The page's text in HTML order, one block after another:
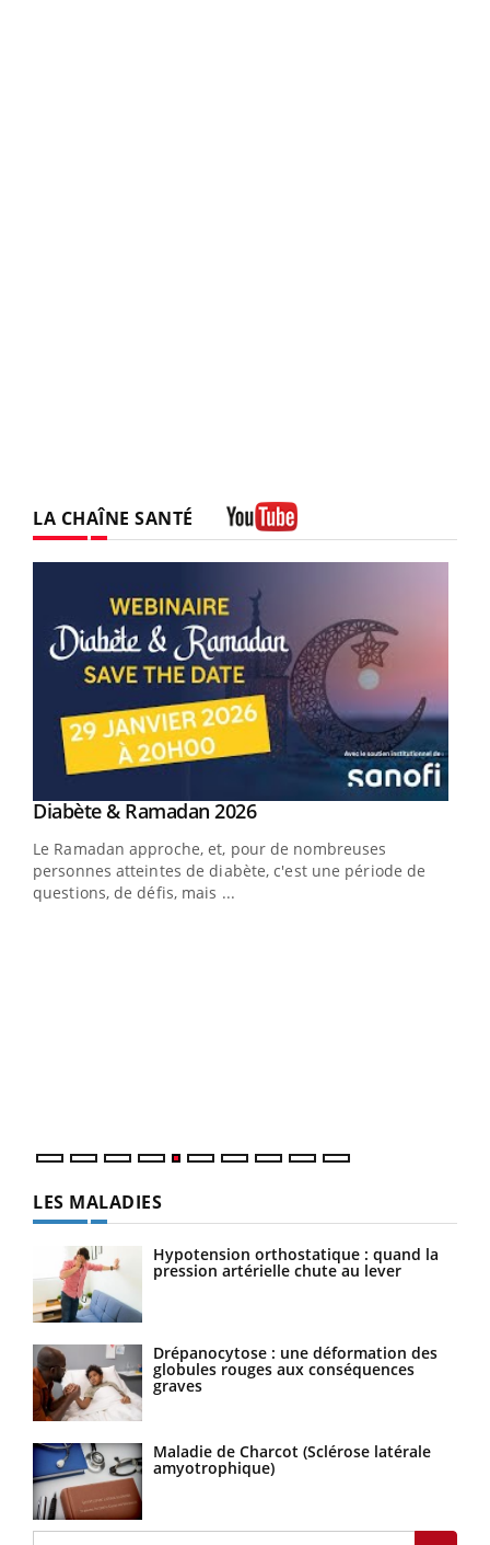
LA CHAÎNE SANTÉ
Youtube
Diabète & Ramadan 2026Youtube
Le Ramadan approche, et, pour de nombreuses
personnes atteintes de diabète, c'est une période de
questions, de défis, mais ...
LES MALADIES
Hypotension orthostatique : quand la
pression artérielle chute au lever
Drépanocytose : une déformation des
globules rouges aux conséquences
graves
Maladie de Charcot (Sclérose latérale
amyotrophique)